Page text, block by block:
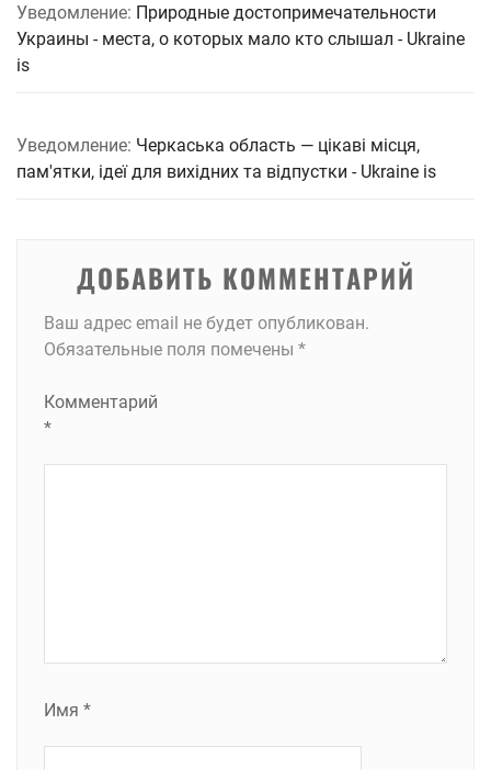
Уведомление: Природные достопримечательности
Украины - места, о которых мало кто слышал - Ukraine
is
Уведомление: Черкаська область — цікаві місця,
пам'ятки, ідеї для вихідних та відпустки - Ukraine is
ДОБАВИТЬ КОММЕНТАРИЙ
Ваш адрес email не будет опубликован.
Обязательные поля помечены *
Комментарий
*
Имя *